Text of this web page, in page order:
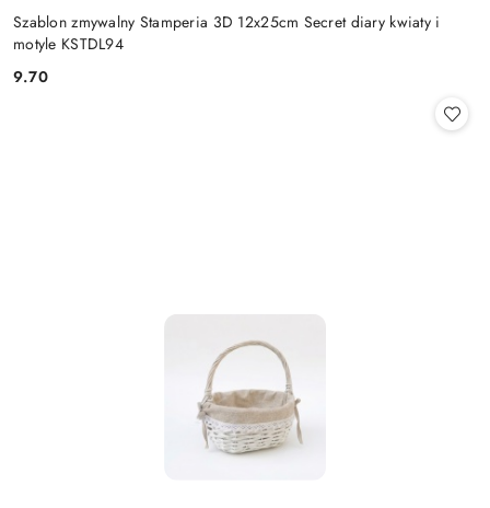
Szablon zmywalny Stamperia 3D 12x25cm Secret diary kwiaty i
motyle KSTDL94
Cena:
9.70